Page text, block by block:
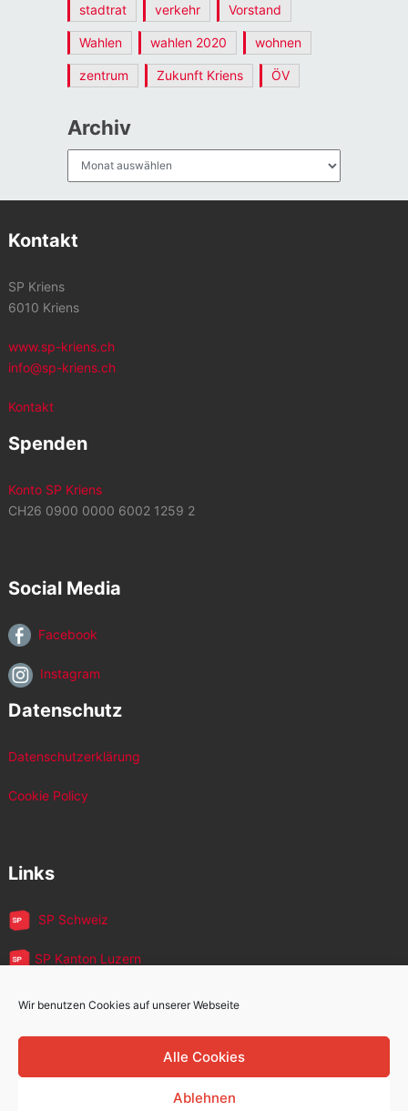
Wir benutzen Cookies auf unserer Webseite
Alle Cookies
Ablehnen
stadtrat verkehr Vorstand
Wahlen wahlen 2020 wohnen
zentrum Zukunft Kriens ÖV
Archiv
Kontakt
SP Kriens
6010 Kriens
www.sp-kriens.ch
info@sp-kriens.ch
Kontakt
Spenden
Konto SP Kriens
CH26 0900 0000 6002 1259 2
Social Media
Facebook
Instagram
Datenschutz
Datenschutzerklärung
Cookie Policy
Links
SP Schweiz
SP Kanton Luzern
JUSO Luzern
SP MigrantInnen
SP 60+